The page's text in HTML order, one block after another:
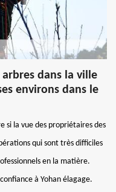
dans la ville
environs dans le
si la vue des propriétaires des
qui sont très difficiles
en la matière.
à Yohan élagage.